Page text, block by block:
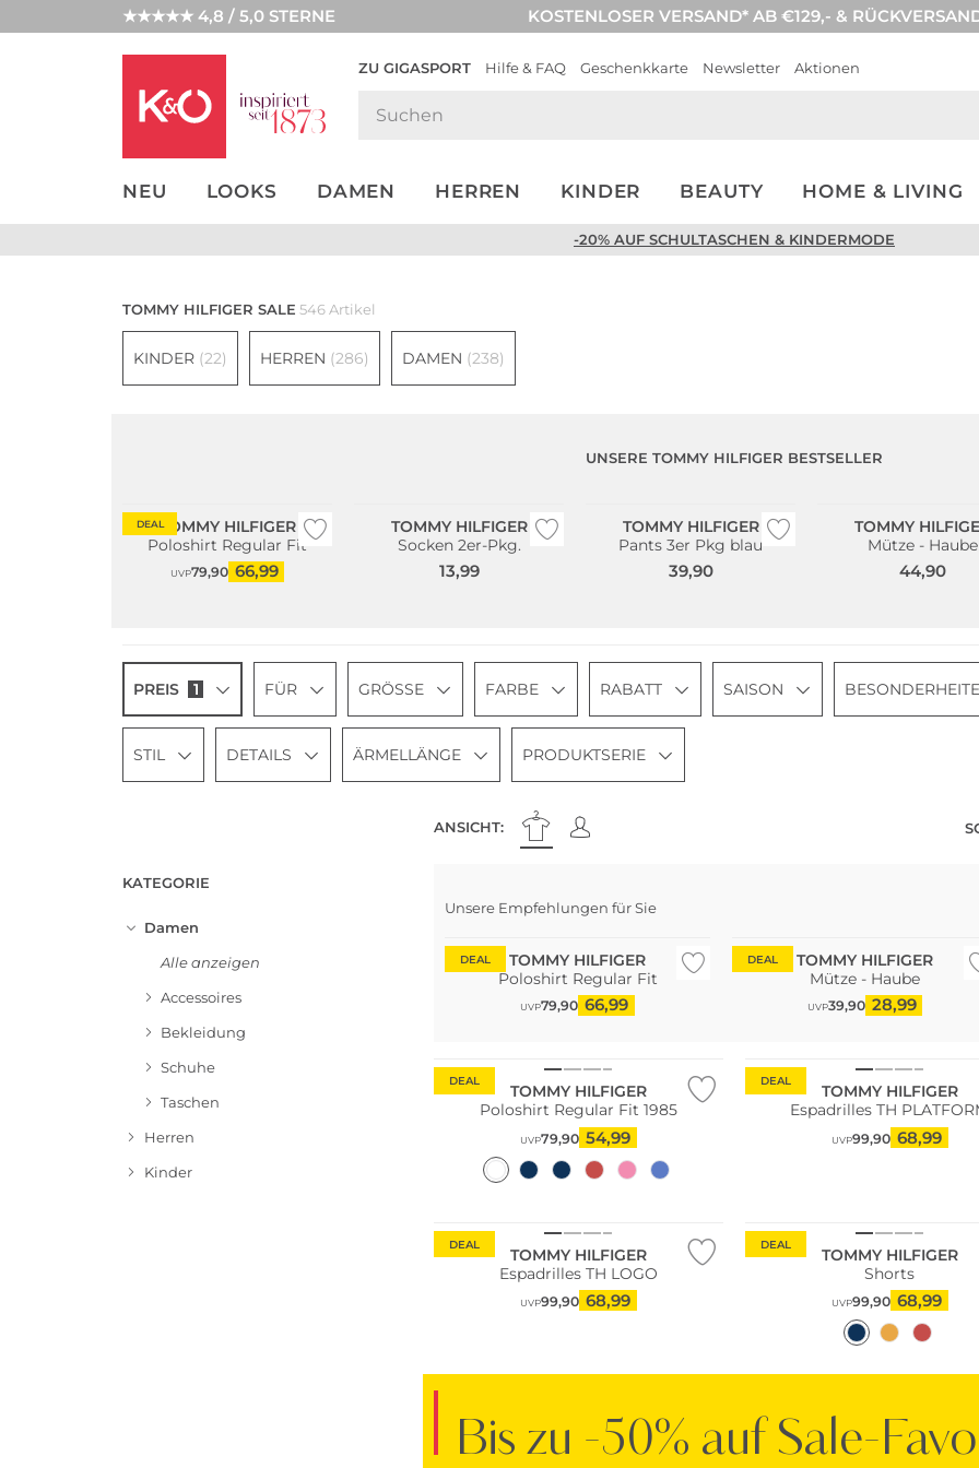
★★★★★ 4,8 / 5,0 STERNE KOSTENLOSER VERSAND* AB €129,- &
ZU GIGASPORT Hilfe & FAQ Geschenkkarte Newsletter Aktionen
NEU LOOKS DAMEN HERREN KINDER BEAUTY HOME & LIVING
NEW IN
WEDDING
-20% AUF SCHULTASCHEN & KINDERMODE
TOMMY HILFIGER SALE 546 Artikel
KINDER (22) HERREN (286) DAMEN (238)
UNSERE TOMMY HILFIGER BESTSELLER
DEALTOMMY HILFIGER
Poloshirt Regular Fit
UVP79,90 66,99
TOMMY HILFIGER
Socken 2er-Pkg.
13,99
TOMMY HILFIGER
Pants 3er Pkg blau
39,90
TOMMY
Mütze - Haube
44,90
PREIS 1 FÜR GRÖSSE FARBE RABATT SAISON
STIL DETAILS ÄRMELLÄNGE PRODUKTSERIE
ANSICHT:
KATEGORIE
Damen
Alle anzeigen
Accessoires
Bekleidung
Schuhe
Taschen
Herren
Kinder
Unsere Empfehlungen für Sie
DEAL
Große Größen
TOMMY HILFIGER
Poloshirt Regular Fit
UVP79,90 66,99
DEAL
TOMMY HILFIGER
Mütze - Haube
UVP39,90 28,99
DEAL
TOMMY HILFIGER
Poloshirt Regular Fit 1985
UVP79,90 54,99
DEAL
TOMMY HILFIGER
Espadrilles TH
UVP99,90 68,99
DEAL
TOMMY HILFIGER
Espadrilles TH LOGO
UVP99,90 68,99
DEAL
TOMMY HILFIGER
Shorts
UVP99,90 68,99
Bis zu -50% auf Sale-